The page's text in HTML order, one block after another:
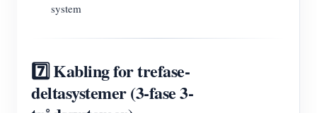
system
7️⃣ Kabling for trefase-
deltasystemer (3-fase 3-